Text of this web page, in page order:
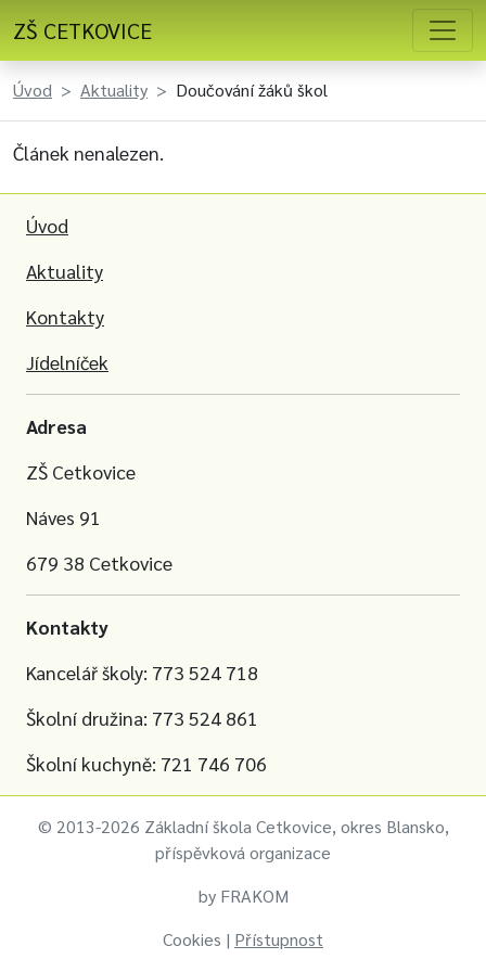
ZŠ CETKOVICE
Úvod Aktuality Doučování žáků škol
Článek nenalezen.
Úvod
Aktuality
Kontakty
Jídelníček
Adresa
ZŠ Cetkovice
Náves 91
679 38 Cetkovice
Kontakty
Kancelář školy: 773 524 718
Školní družina: 773 524 861
Školní kuchyně: 721 746 706
© 2013-2026 Základní škola Cetkovice, okres Blansko,
příspěvková organizace
by FRAKOM
Cookies | Přístupnost